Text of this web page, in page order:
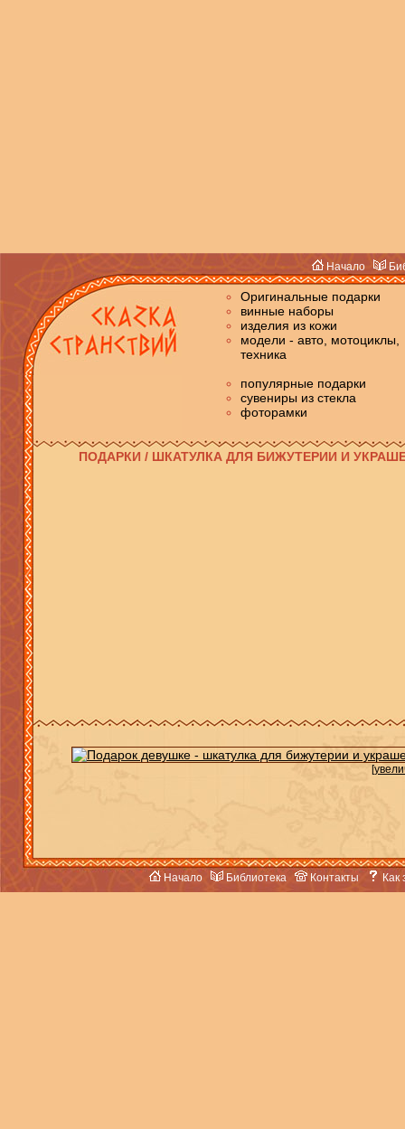
Начало
Оригинальные подарки
винные наборы
изделия из кожи
модели - авто, мотоциклы,
техника
популярные подарки
сувениры из стекла
фоторамки
ПОДАРКИ / ШКАТУЛКА ДЛЯ БИЖУТЕРИИ И
Начало Библиотека Контакты Как